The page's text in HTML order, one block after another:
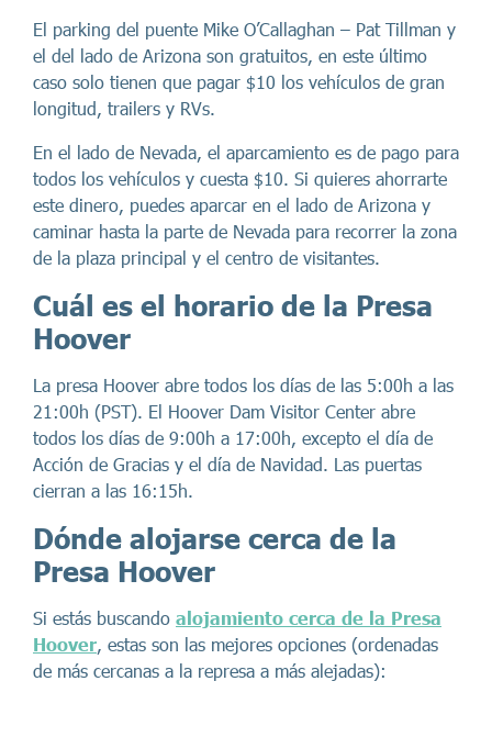
El parking del puente Mike O’Callaghan – Pat Tillman y
el del lado de Arizona son gratuitos, en este último
caso solo tienen que pagar $10 los vehículos de gran
longitud, trailers y RVs.
En el lado de Nevada, el aparcamiento es de pago para
todos los vehículos y cuesta $10. Si quieres ahorrarte
este dinero, puedes aparcar en el lado de Arizona y
caminar hasta la parte de Nevada para recorrer la zona
de la plaza principal y el centro de visitantes.
Cuál es el horario de la Presa
Hoover
La presa Hoover abre todos los días de las 5:00h a las
21:00h (PST). El Hoover Dam Visitor Center abre
todos los días de 9:00h a 17:00h, excepto el día de
Acción de Gracias y el día de Navidad. Las puertas
cierran a las 16:15h.
Dónde alojarse cerca de la
Presa Hoover
Si estás buscando alojamiento cerca de la Presa
Hoover, estas son las mejores opciones (ordenadas
de más cercanas a la represa a más alejadas):